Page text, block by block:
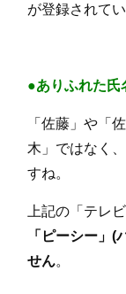
が登録されてい
●ありふれた氏
「佐藤」や「
木」ではなく
すね。
上記の「テレ
「ピーシー」
せん。